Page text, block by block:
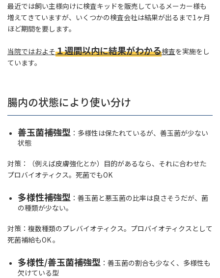
最近では飼い主様向けに検査キッドを販売しているメーカー様も
増えてきていますが、いくつかの検査会社は結果が出るまで1ヶ月
ほど期間を要します。
当院ではおよそ１週間以内に結果がわかる検査を実施をし
ています。
腸内の状態により使い分け
善玉菌補強型 ：多様性は保たれているが、善玉菌が少ない
状態
対策：（例えば皮膚強化とか）目的があるなら、それに合わせた
プロバイオティクス。死菌でもOK
多様性補強型 ：善玉菌と悪玉菌の比率は良さそうだが、菌
の種類が少ない。
対策：複数種類のプレバイオティクス。プロバイオティクスとして
死菌補給もOK 。
多様性/善玉菌補強型 ：善玉菌の割合も少なく、多様性も
欠けている型